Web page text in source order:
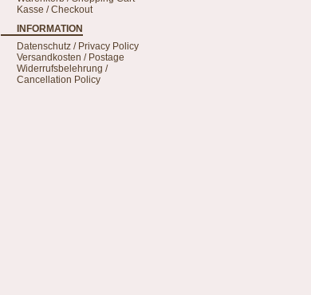
Kasse / Checkout
INFORMATION
Datenschutz / Privacy Policy
Versandkosten / Postage
Widerrufsbelehrung /
Cancellation Policy